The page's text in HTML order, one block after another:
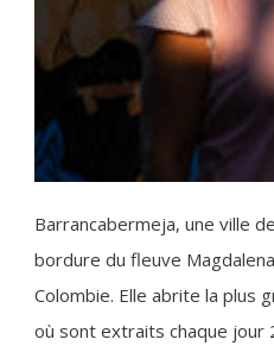
Barrancabermeja, une ville
bordure du fleuve
Colombie. Elle abrite la plus
où sont extraits chaque jour